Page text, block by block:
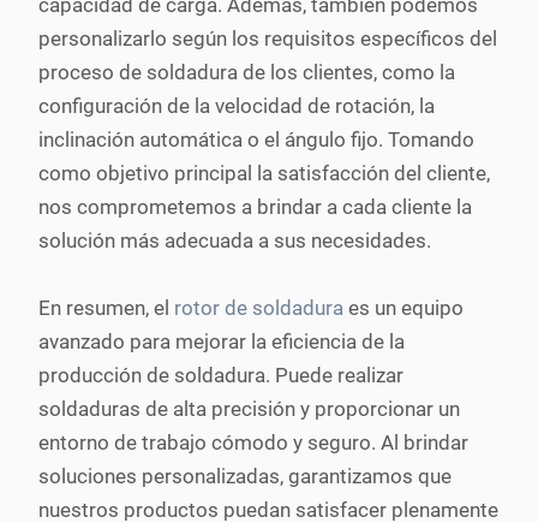
capacidad de carga. Además, también podemos
personalizarlo según los requisitos específicos del
proceso de soldadura de los clientes, como la
configuración de la velocidad de rotación, la
inclinación automática o el ángulo fijo. Tomando
como objetivo principal la satisfacción del cliente,
nos comprometemos a brindar a cada cliente la
solución más adecuada a sus necesidades.
En resumen, el rotor de soldadura es un equipo
avanzado para mejorar la eficiencia de la
producción de soldadura. Puede realizar
soldaduras de alta precisión y proporcionar un
entorno de trabajo cómodo y seguro. Al brindar
soluciones personalizadas, garantizamos que
nuestros productos puedan satisfacer plenamente